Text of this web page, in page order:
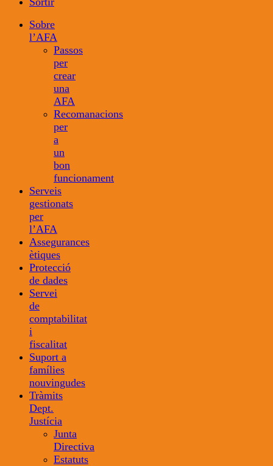
Sobre
l’AFA
Passos
per
crear
una
AFA
Recomanacions
per
a
un
bon
funcionament
Serveis
gestionats
per
l’AFA
Assegurances
ètiques
Protecció
de dades
Servei
de
comptabilitat
i
fiscalitat
Suport a
famílies
nouvingudes
Tràmits
Dept.
Justícia
Junta
Directiva
Estatuts